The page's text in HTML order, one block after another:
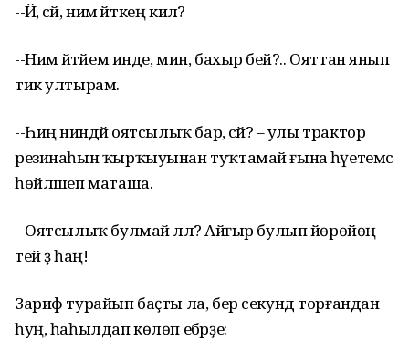
--Йә, әсәй, нимә әйткең килә?
--Нимә әйтәйем инде, мин, бахыр әбей?.. Ояттан янып
тик ултырам.
--Һиңә ниндәй оятсылыҡ бар, әсәй? – улы трактор
резинаһын ҡырҡыуынан туҡтамай ғына һәүетемсә
һөйләшеп маташа.
--Оятсылыҡ булмай әллә? Айғыр булып йөрөйөң
тей ҙә һаң!
Зариф турайып баҫты ла, бер секунд торғандан
һуң, һаһылдап көлөп ебәрҙе: